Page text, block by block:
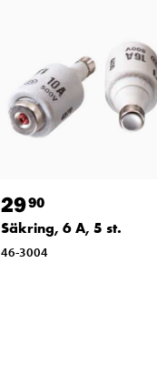
2990
Säkring, 6 A, 5 st.
46-3004